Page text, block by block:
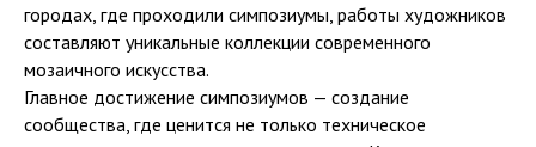
городах, где проходили симпозиумы, работы художников
составляют уникальные коллекции современного
мозаичного искусства.
Главное достижение симпозиумов — создание
сообщества, где ценится не только техническое